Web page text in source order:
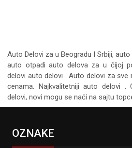
Auto Delovi za u Beogradu I Srbiji,
auto otpadi auto delova za u čijoj
delovi auto delovi . Auto delovi za sve
cenama. Najkvalitetniji auto delovi .
delovi, novi mogu se naći na sajtu
OZNAKE